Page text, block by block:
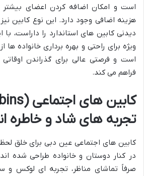
است و امکان اضافه کردن اعضای بیشتر
هزینه اضافی وجود دارد. این نوع کابین
دیدنی کابین های استاندارد را داراست،
ویژه برای راحتی و بهره برداری خانواده
است و فرصتی عالی برای گذراندن اوقاتی
فراهم می کند.
تجربه های شاد و خاطره
کابین های اجتماعی عین دبی برای خلق
در کنار دوستان و خانواده طراحی شده
صرفاً تماشای مناظر، تجربه ای لوکس و